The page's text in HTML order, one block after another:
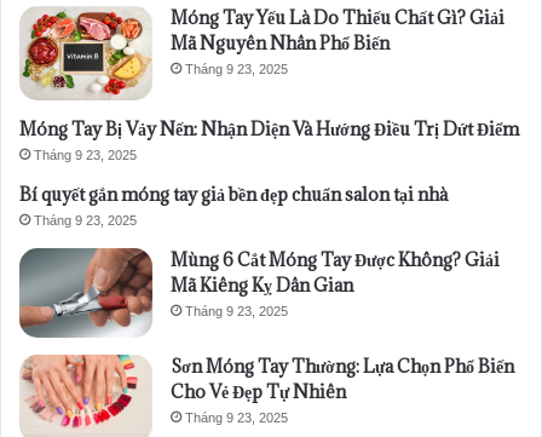
Móng Tay Yếu Là Do Thiếu Chất Gì? Giải
Mã Nguyên Nhân Phổ Biến
Tháng 9 23, 2025
Móng Tay Bị Vảy Nến: Nhận Diện Và Hướng Điều Trị Dứt Điểm
Tháng 9 23, 2025
Bí quyết gắn móng tay giả bền đẹp chuẩn salon tại nhà
Tháng 9 23, 2025
Mùng 6 Cắt Móng Tay Được Không? Giải
Mã Kiêng Kỵ Dân Gian
Tháng 9 23, 2025
Sơn Móng Tay Thường: Lựa Chọn Phổ Biến
Cho Vẻ Đẹp Tự Nhiên
Tháng 9 23, 2025